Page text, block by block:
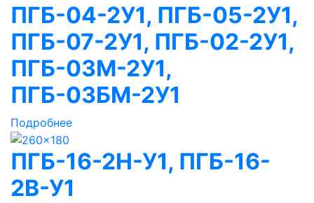
ПГБ-04-2У1, ПГБ-05-2У1,
ПГБ-07-2У1, ПГБ-02-2У1,
ПГБ-03М-2У1,
ПГБ-03БМ-2У1
Подробнее
ПГБ-16-2Н-У1, ПГБ-16-
2В-У1